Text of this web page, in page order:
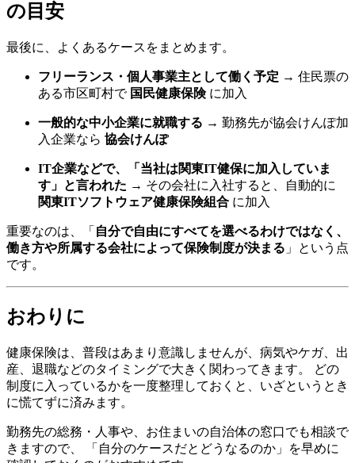
の目安
最後に、よくあるケースをまとめます。
フリーランス・個人事業主として働く予定 → 住民票の
ある市区町村で 国民健康保険に加入
一般的な中小企業に就職する → 勤務先が協会けんぽ加
入企業なら 協会けんぽ
IT企業などで、「当社は関東IT健保に加入していま
す」と言われた → その会社に入社すると、自動的に
関東ITソフトウェア健康保険組合 に加入
重要なのは、「 自分で自由にすべてを選べるわけではなく、
働き方や所属する会社によって保険制度が決まる 」という点
です。
おわりに
健康保険は、普段はあまり意識しませんが、病気やケガ、出
産、退職などのタイミングで大きく関わってきます。 どの
制度に入っているかを一度整理しておくと、いざというとき
に慌てずに済みます。
勤務先の総務・人事や、お住まいの自治体の窓口でも相談で
きますので、 「自分のケースだとどうなるのか」を早めに